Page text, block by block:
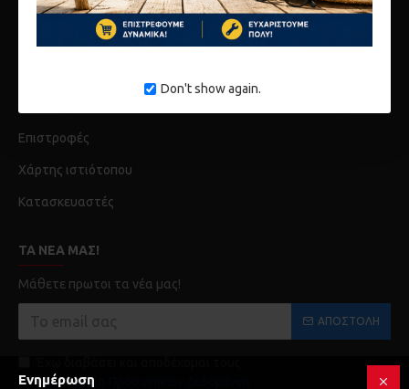
Don't show again.
Λογαριασμός
Επιστροφές
Χάρτης ιστιότοπου
Κατασκευαστές
ΤΑ ΝΈΑ ΜΑΣ!
Μάθετε πρωτοι τα νέα μας!
ΑΠΟΣΤΟΛΉ
Προστασία Προσωπικών Δεδομένων
Ενημέρωση